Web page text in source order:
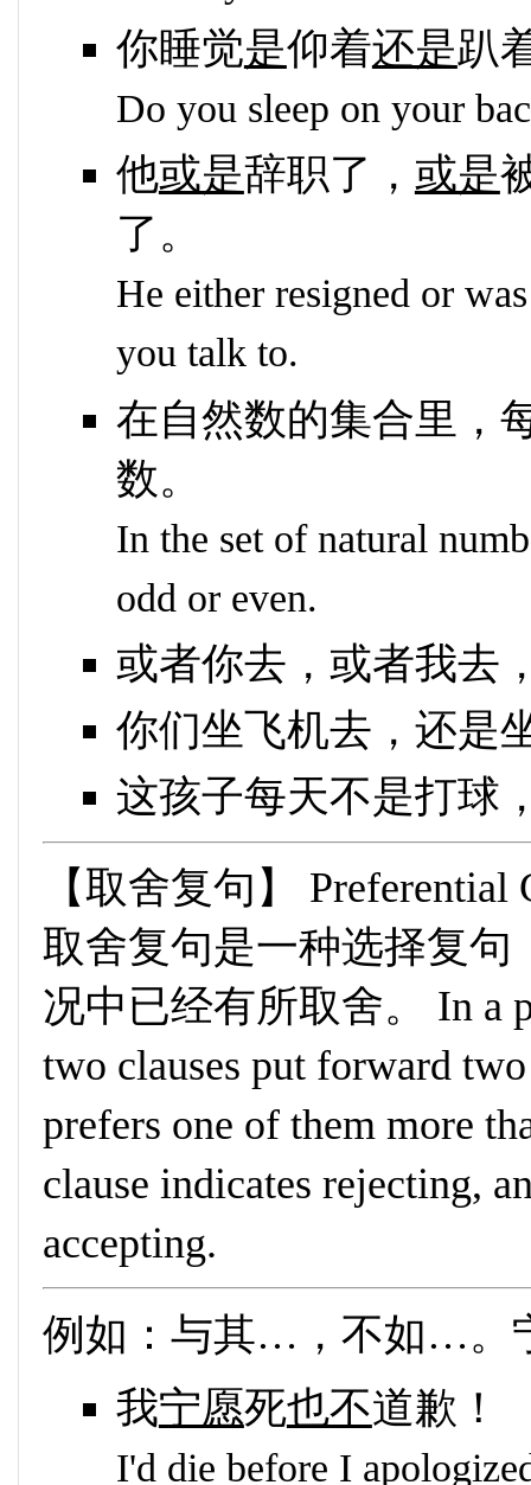
你睡觉是仰着还是趴
Do you sleep on your
他或是辞职了， 或是
了。
He either resigned or
you talk to.
在自然数的集合里，
数。
In the set of natural
odd or even.
或者你去，或者我去
你们坐飞机去，还是
这孩子每天不是打球
【取舍复句】 Preferential
取舍复句是一种选择复
况中已经有所取舍。 In a
two clauses put forward
prefers one of them more
clause indicates rejecting,
accepting.
例如：与其…，不如…
我宁愿死也不道歉！
I'd die before I